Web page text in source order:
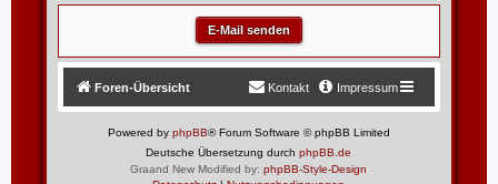
Foren-Übersicht Impressum
Kontakt
Powered by phpBB® Forum Software © phpBB Limited
Deutsche Übersetzung durchphpBB.de
Graand New Modified by:phpBB-Style-Design